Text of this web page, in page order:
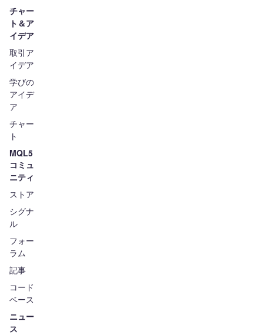
チャー
ト＆ア
イデア
取引ア
イデア
学びの
アイデ
ア
チャー
ト
MQL5
コミュ
ニティ
ストア
シグナ
ル
フォー
ラム
記事
コード
ベース
ニュー
ス